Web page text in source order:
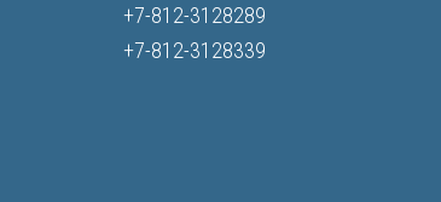
+7-812-3128289
+7-812-3128339